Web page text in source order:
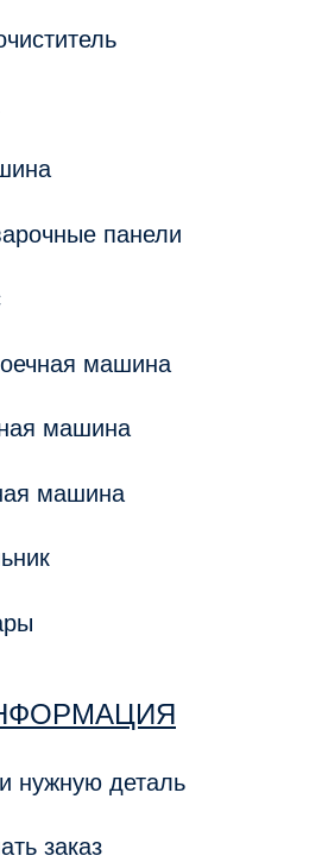
панели
машина
машина
машина
нужную деталь
заказ